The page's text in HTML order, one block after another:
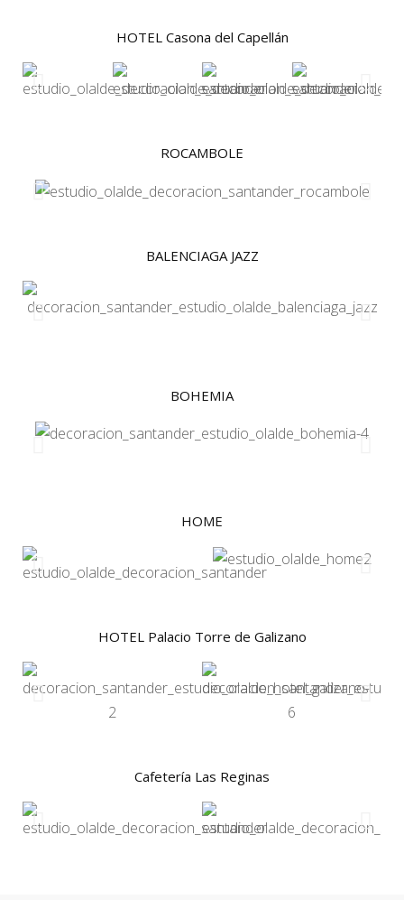
HOTEL Casona del Capellán
ROCAMBOLE
BALENCIAGA JAZZ
BOHEMIA
HOME
HOTEL Palacio Torre de Galizano
Cafetería Las Reginas